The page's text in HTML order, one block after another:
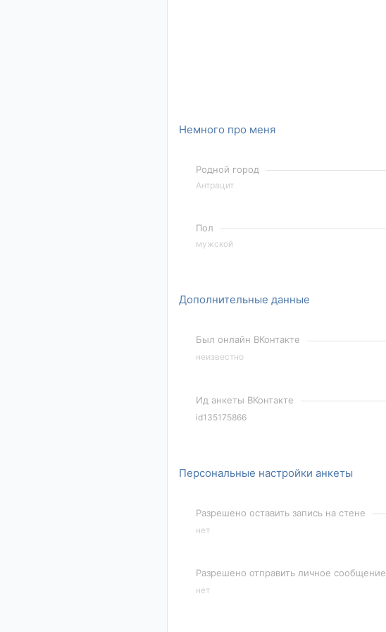
Немного про меня
Родной город
Антрацит
Пол
мужской
Дополнительные данные
Был онлайн ВКонтакте
неизвестно
Ид анкеты ВКонтакте
id135175866
Персональные настройки анкеты
Разрешено оставить запись на стене
нет
Разрешено отправить личное сообщение
нет